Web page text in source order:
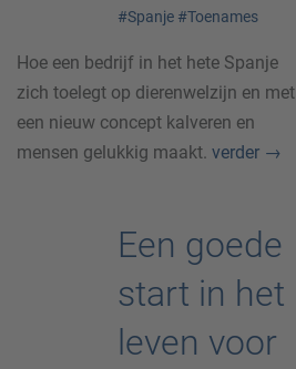
#Spanje #Toenames
Hoe een bedrijf in het hete Spanje
zich toelegt op dierenwelzijn en met
een nieuw concept kalveren en
mensen gelukkig maakt. verder →
Een goede
start in het
leven voor